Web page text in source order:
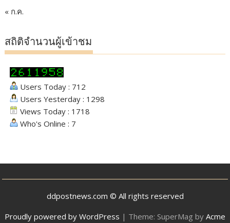
« ก.ค.
สถิติจำนวนผู้เข้าชม
Users Today : 712
Users Yesterday : 1298
Views Today : 1718
Who's Online : 7
ddpostnews.com © All rights reserved
Proudly powered by WordPress | Theme: SuperMag by Acme